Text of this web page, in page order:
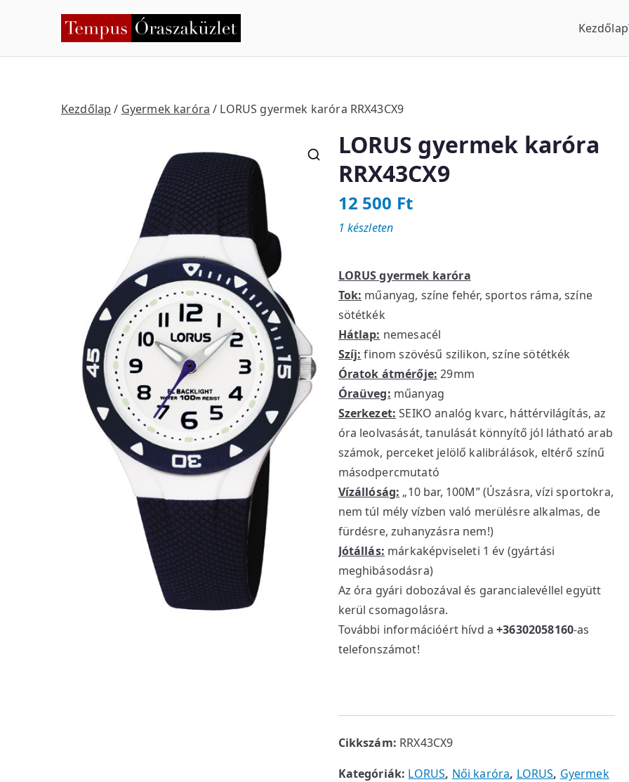
Tempus Óraszaküzlet Kezdőlap
Kezdőlap / Gyermek karóra / LORUS gyermek karóra RRX43CX9
LORUS gyermek karóra
RRX43CX9
12 500 Ft
LORUS gyermek karóra
Tok: műanyag, színe fehér, sportos ráma, színe
sötétkék
Hátlap: nemesacél
Szíj: finom szövésű szilikon, színe sötétkék
Óratok átmérője: 29mm
Óraüveg: műanyag
Szerkezet: SEIKO analóg kvarc, háttérvilágítás, az
óra leolvasását, tanulását könnyítő jól látható arab
számok, perceket jelölő kalibrálások, eltérő színű
másodpercmutató
Vízállóság: „10 bar, 100M” (Úszásra, vízi sportokra,
nem túl mély vízben való merülésre alkalmas, de
fürdésre, zuhanyzásra nem!)
Jótállás: márkaképviseleti 1 év (gyártási
meghibásodásra)
Az óra gyári dobozával és garancialevéllel együtt
kerül csomagolásra.
További információért hívd a+36302058160-as
telefonszámot!
1 készleten
Cikkszám: RRX43CX9
Kategóriák: LORUS, Női karóra, LORUS, Gyermek